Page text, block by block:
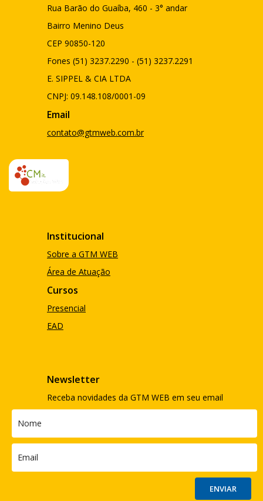
Rua Barão do Guaíba, 460 - 3° andar
Bairro Menino Deus
CEP 90850-120
Fones (51) 3237.2290 - (51) 3237.2291
E. SIPPEL & CIA LTDA
CNPJ: 09.148.108/0001-09
Email
contato@gtmweb.com.br
Institucional
Sobre a GTM WEB
Área de Atuação
Cursos
Presencial
EAD
Newsletter
Receba novidades da GTM WEB em seu email